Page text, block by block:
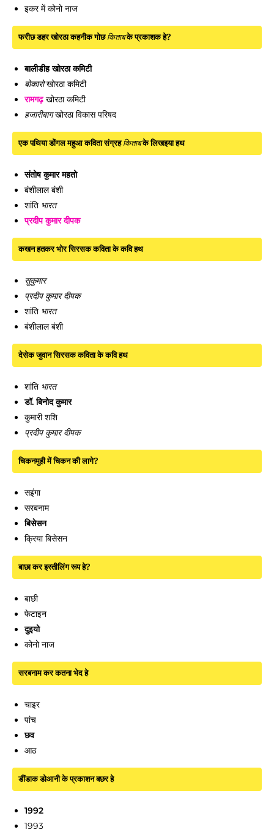
इकर में कोनो नाज
फरीछ डहर खोरठा कहनीक गोछ किताबके प्रकाशक हे?
बालीडीह खोरठा कमिटी
बोकारोखोरठा कमिटी
रामगढ़खोरठा कमिटी
हजारीबागखोरठा विकास परिषद
एक पथिया डोंगल महुआ कविता संग्रह किताबके लिखइया हथ
संतोष कुमार महतो
बंशीलाल बंशी
शांति भारत
प्रदीप कुमार दीपक
कखन हतकर भोर सिरसक कविता के कवि हथ
सुकुमार
प्रदीप कुमार दीपक
शांति भारत
बंशीलाल बंशी
देसेक जुवान सिरसक कविता के कवि हथ
शांति भारत
डॉ. बिनोद कुमार
कुमारी शशि
प्रदीप कुमार दीपक
चिकनमुही में चिकन की लागे?
सइंगा
सरबनाम
बिसेसन
क्रिया बिसेसन
बाछा कर इस्तीलिंग रूप हे?
बाछी
फेटाइन
दुइयो
कोनो नाज
सरबनाम कर कतना भेद हे
चाइर
पांच
छव
आठ
डींडाक डोआनी के प्रकाशन बछर हे
1992
1993